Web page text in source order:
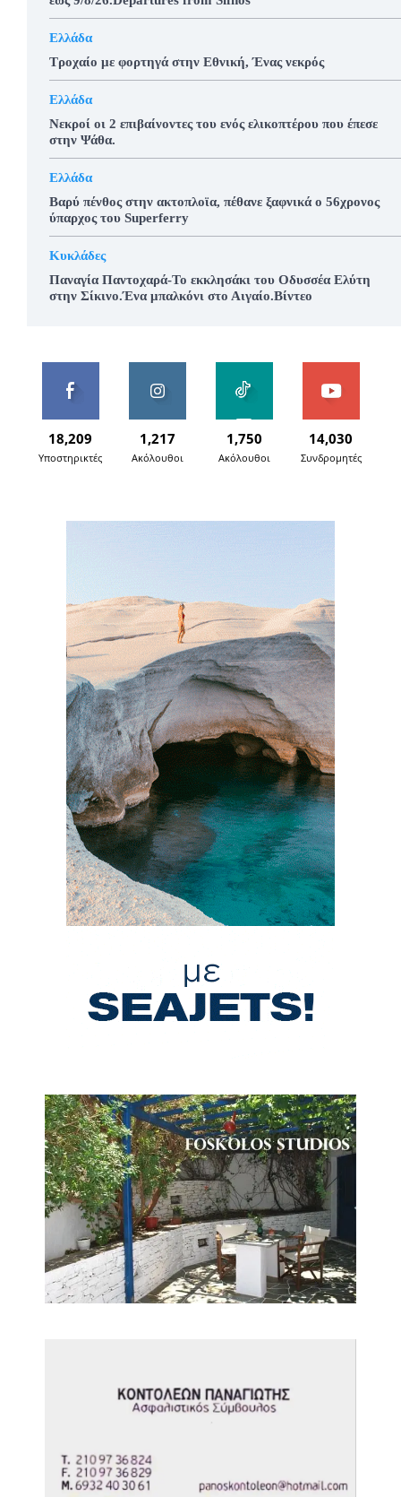
Ελλάδα
Τροχαίο με φορτηγά στην Εθνική, Ένας νεκρός
Ελλάδα
Νεκροί οι 2 επιβαίνοντες του ενός ελικοπτέρου που έπεσε
στην Ψάθα.
Ελλάδα
Βαρύ πένθος στην ακτοπλοϊα, πέθανε ξαφνικά ο 56χρονος
ύπαρχος του Superferry
Κυκλάδες
Παναγία Παντοχαρά-Το εκκλησάκι του Οδυσσέα Ελύτη
στην Σίκινο.Ένα μπαλκόνι στο Αιγαίο.Βίντεο
18,209
Υποστηρικτές
1,217
Ακόλουθοι
1,750
Ακόλουθοι
14,030
Συνδρομητές